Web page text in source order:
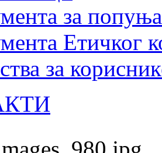
за
Етичког
за